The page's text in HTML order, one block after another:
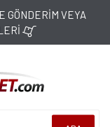
GÖNDERİM VEYA